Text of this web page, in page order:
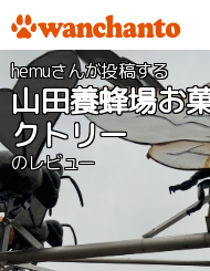
hemuさんが投稿する
山田養蜂場お
クトリー
のレビュー